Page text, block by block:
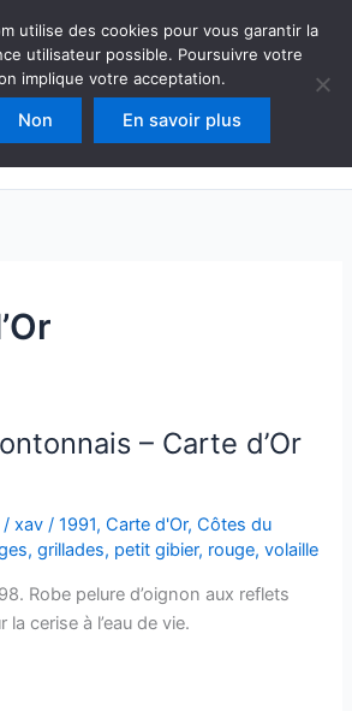
& autour du vin
– Carte d’Or
/xav/1991,Carte d'Or,Côtes du
,grillades, petit gibier, rouge,volaille
Robe pelure d’oignon aux reflets
cerise à l’eau de vie.
utilise des cookies pour vous garantir la
utilisateur possible. Poursuivre votre
implique votre acceptation.
Non En savoir plus